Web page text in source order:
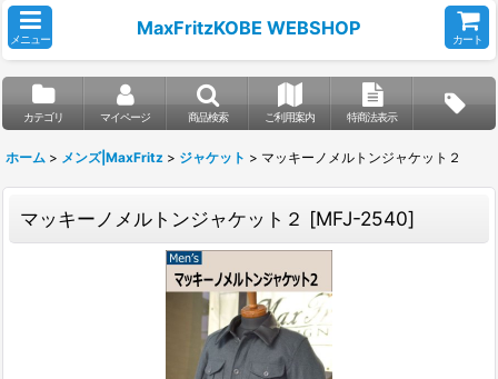
メニュー
MaxFritzKOBE WEBSHOP
カート
カテゴリ マイページ 商品検索 ご利用案内 特商法表示
ホーム > メンズ|MaxFritz > ジャケット > マッキーノメルトンジャケット２
マッキーノメルトンジャケット２ [MFJ-2540]